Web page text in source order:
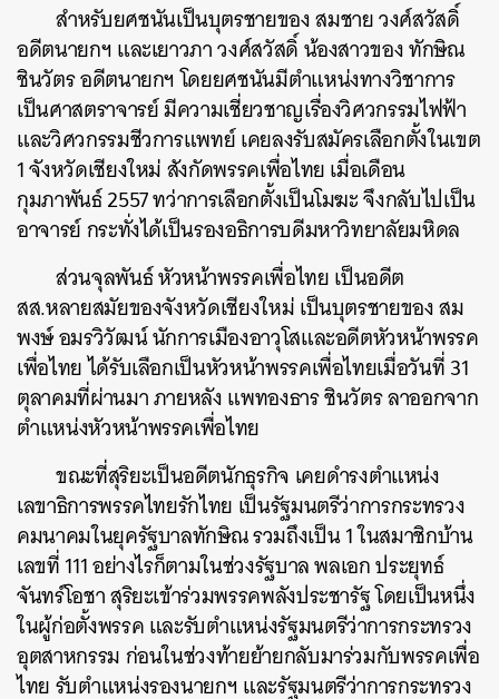
สำหรับยศชนันเป็นบุตรชายของ สมชาย วงศ์สวัสดิ์
อดีตนายกฯ และเยาวภา วงศ์สวัสดิ์ น้องสาวของ ทักษิณ
ชินวัตร อดีตนายกฯ โดยยศชนันมีตำแหน่งทางวิชาการ
เป็นศาสตราจารย์ มีความเชี่ยวชาญเรื่องวิศวกรรมไฟฟ้า
และวิศวกรรมชีวการแพทย์ เคยลงรับสมัครเลือกตั้งในเขต
1 จังหวัดเชียงใหม่ สังกัดพรรคเพื่อไทย เมื่อเดือน
กุมภาพันธ์ 2557 ทว่าการเลือกตั้งเป็นโมฆะ จึงกลับไปเป็น
อาจารย์ กระทั่งได้เป็นรองอธิการบดีมหาวิทยาลัยมหิดล
ส่วนจุลพันธ์ หัวหน้าพรรคเพื่อไทย เป็นอดีต
สส.หลายสมัยของจังหวัดเชียงใหม่ เป็นบุตรชายของ สม
พงษ์ อมรวิวัฒน์ นักการเมืองอาวุโสและอดีตหัวหน้าพรรค
เพื่อไทย ได้รับเลือกเป็นหัวหน้าพรรคเพื่อไทยเมื่อวันที่ 31
ตุลาคมที่ผ่านมา ภายหลัง แพทองธาร ชินวัตร ลาออกจาก
ตำแหน่งหัวหน้าพรรคเพื่อไทย
ขณะที่สุริยะเป็นอดีตนักธุรกิจ เคยดำรงตำแหน่ง
เลขาธิการพรรคไทยรักไทย เป็นรัฐมนตรีว่าการกระทรวง
คมนาคมในยุครัฐบาลทักษิณ รวมถึงเป็น 1 ในสมาชิกบ้าน
เลขที่ 111 อย่างไรก็ตามในช่วงรัฐบาล พลเอก ประยุทธ์
จันทร์โอชา สุริยะเข้าร่วมพรรคพลังประชารัฐ โดยเป็นหนึ่ง
ในผู้ก่อตั้งพรรค และรับตำแหน่งรัฐมนตรีว่าการกระทรวง
อุตสาหกรรม ก่อนในช่วงท้ายย้ายกลับมาร่วมกับพรรคเพื่อ
ไทย รับตำแหน่งรองนายกฯ และรัฐมนตรีว่าการกระทรวง
ค้นหา
SHARE TWEET LINE EMAIL